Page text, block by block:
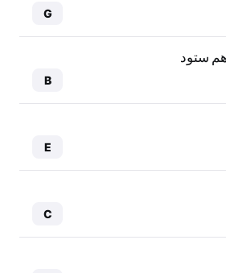
G
ستود
B
E
C